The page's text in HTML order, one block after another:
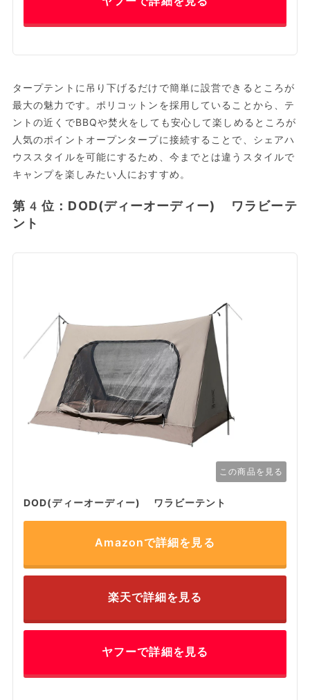
タープテントに吊り下げるだけで簡単に設営できるところが
最大の魅力です。ポリコットンを採用していることから、テ
ントの近くでBBQや焚火をしても安心して楽しめるところが
人気のポイントオープンタープに接続することで、シェアハ
ウススタイルを可能にするため、今までとは違うスタイルで
キャンプを楽しみたい人におすすめ。
第4位：DOD(ディーオーディー) ワラビーテ
ント
この商品を見る
DOD(ディーオーディー) ワラビーテント
Amazonで詳細を見る
楽天で詳細を見る
ヤフーで詳細を見る